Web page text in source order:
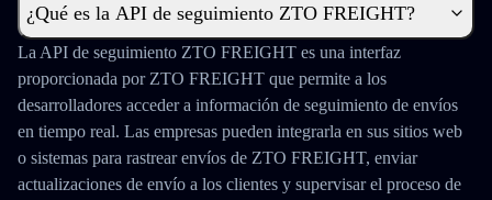
¿Qué es la API de seguimiento ZTO FREIGHT?
La API de seguimiento ZTO FREIGHT es una interfaz
proporcionada por ZTO FREIGHT que permite a los
desarrolladores acceder a información de seguimiento de envíos
en tiempo real. Las empresas pueden integrarla en sus sitios web
o sistemas para rastrear envíos de ZTO FREIGHT, enviar
actualizaciones de envío a los clientes y supervisar el proceso de